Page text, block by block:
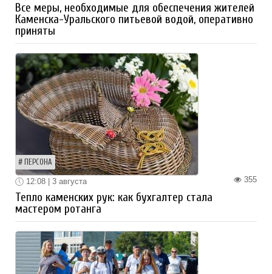
Все меры, необходимые для обеспечения жителей
Каменска-Уральского питьевой водой, оперативно
приняты
ПЕРСОНА
355
12:08 | 3 августа
Тепло каменских рук: как бухгалтер стала
мастером ротанга